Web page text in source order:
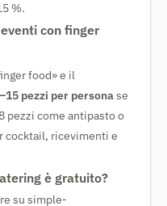
%.
con finger
food» e il
pezzi per personase
pezzi come antipasto o
cocktail, ricevimenti e
è gratuito?
su simple-